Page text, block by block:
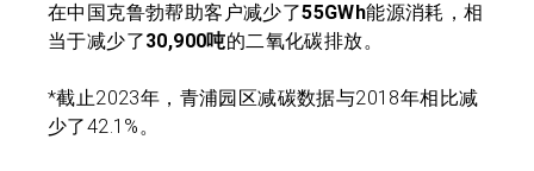
在中国克鲁勃帮助客户减少了55GWh能源消耗，相
当于减少了30,900吨的二氧化碳排放。
*截止2023年，青浦园区减碳数据与2018年相比减
少了42.1%。